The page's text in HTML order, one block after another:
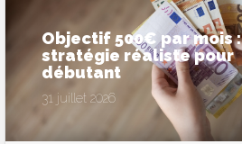
Objectif 500€ par mois :
stratégie réaliste pour
débutant
31 juillet 2026